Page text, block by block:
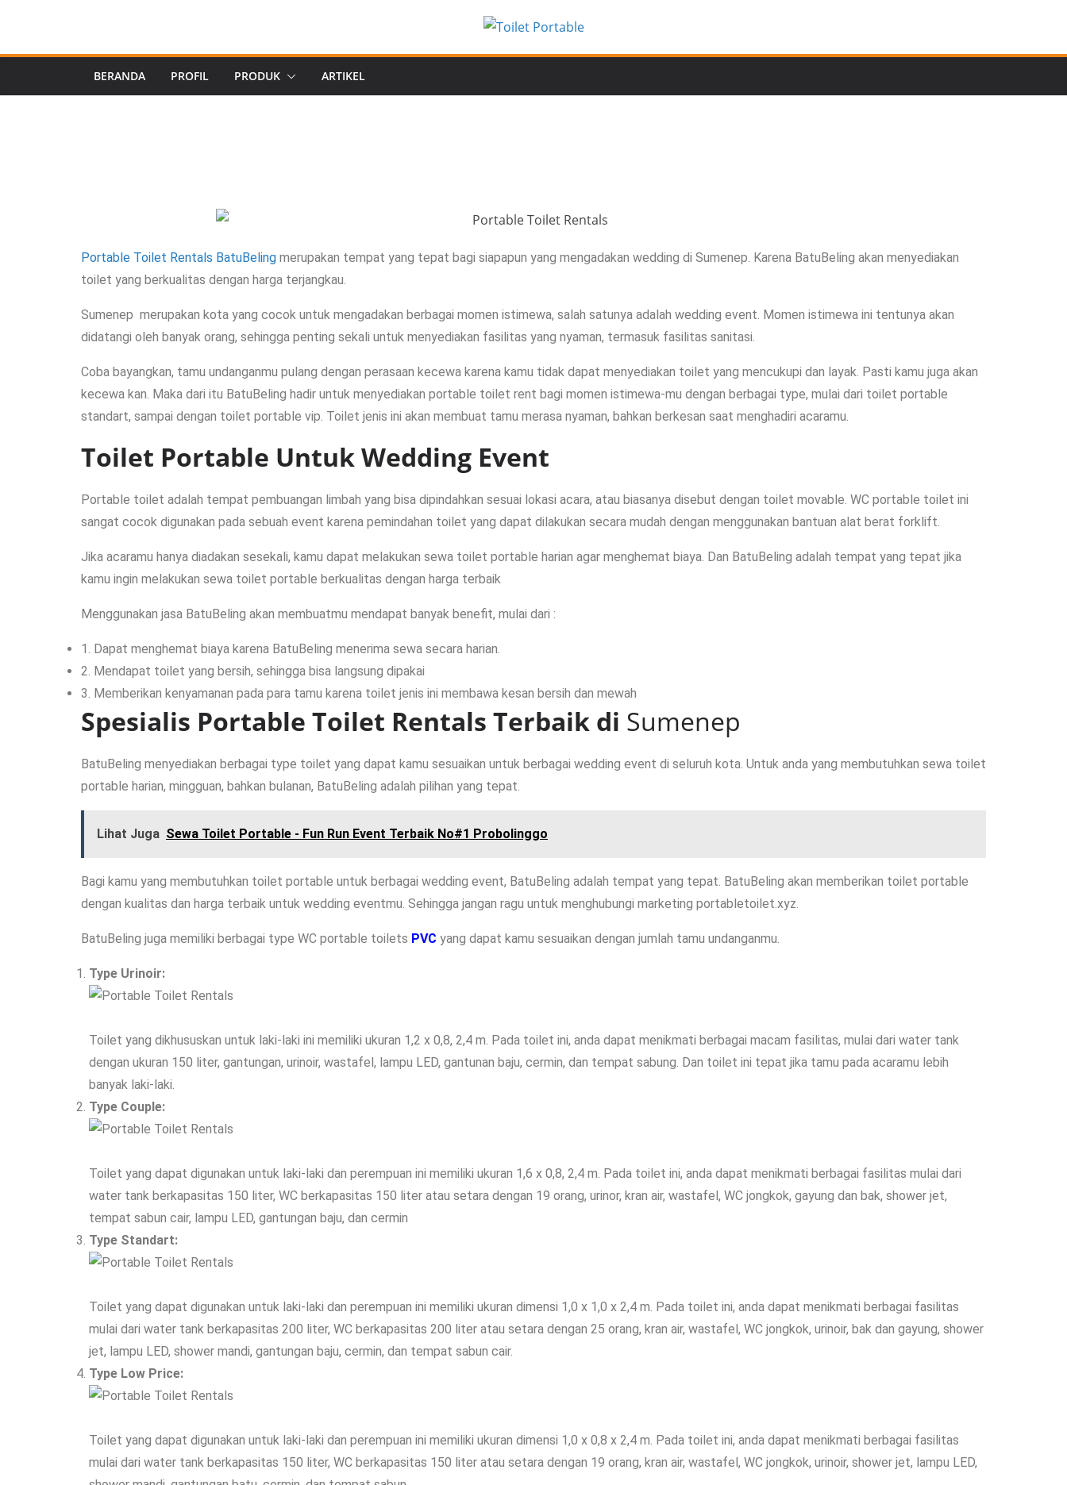
BERANDA PROFIL PRODUK ARTIKEL
Portable Toilet Rentals BatuBeling merupakan tempat yang tepat bagi siapapun yang mengadakan wedding di Sumenep. Karena BatuBeling akan menyediakan
toilet yang berkualitas dengan harga terjangkau.
Sumenep merupakan kota yang cocok untuk mengadakan berbagai momen istimewa, salah satunya adalah wedding event. Momen istimewa ini tentunya akan
didatangi oleh banyak orang, sehingga penting sekali untuk menyediakan fasilitas yang nyaman, termasuk fasilitas sanitasi.
Coba bayangkan, tamu undanganmu pulang dengan perasaan kecewa karena kamu tidak dapat menyediakan toilet yang mencukupi dan layak. Pasti kamu juga akan
kecewa kan. Maka dari itu BatuBeling hadir untuk menyediakan portable toilet rent bagi momen istimewa-mu dengan berbagai type, mulai dari toilet portable
standart, sampai dengan toilet portable vip. Toilet jenis ini akan membuat tamu merasa nyaman, bahkan berkesan saat menghadiri acaramu.
Toilet Portable Untuk Wedding Event
Portable toilet adalah tempat pembuangan limbah yang bisa dipindahkan sesuai lokasi acara, atau biasanya disebut dengan toilet movable. WC portable toilet ini
sangat cocok digunakan pada sebuah event karena pemindahan toilet yang dapat dilakukan secara mudah dengan menggunakan bantuan alat berat forklift.
Jika acaramu hanya diadakan sesekali, kamu dapat melakukan sewa toilet portable harian agar menghemat biaya. Dan BatuBeling adalah tempat yang tepat jika
kamu ingin melakukan sewa toilet portable berkualitas dengan harga terbaik
Menggunakan jasa BatuBeling akan membuatmu mendapat banyak benefit, mulai dari :
1. Dapat menghemat biaya karena BatuBeling menerima sewa secara harian.
2. Mendapat toilet yang bersih, sehingga bisa langsung dipakai
3. Memberikan kenyamanan pada para tamu karena toilet jenis ini membawa kesan bersih dan mewah
Spesialis Portable Toilet Rentals Terbaik di Sumenep
BatuBeling menyediakan berbagai type toilet yang dapat kamu sesuaikan untuk berbagai wedding event di seluruh kota. Untuk anda yang membutuhkan sewa toilet
portable harian, mingguan, bahkan bulanan, BatuBeling adalah pilihan yang tepat.
Lihat Juga Sewa Toilet Portable - Fun Run Event Terbaik No#1 Probolinggo
Bagi kamu yang membutuhkan toilet portable untuk berbagai wedding event, BatuBeling adalah tempat yang tepat. BatuBeling akan memberikan toilet portable
dengan kualitas dan harga terbaik untuk wedding eventmu. Sehingga jangan ragu untuk menghubungi marketing portabletoilet.xyz.
BatuBeling juga memiliki berbagai type WC portable toilets PVC yang dapat kamu sesuaikan dengan jumlah tamu undanganmu.
Type Urinoir:
Toilet yang dikhususkan untuk laki-laki ini memiliki ukuran 1,2 x 0,8, 2,4 m. Pada toilet ini, anda dapat menikmati berbagai macam fasilitas, mulai dari water tank
dengan ukuran 150 liter, gantungan, urinoir, wastafel, lampu LED, gantunan baju, cermin, dan tempat sabung. Dan toilet ini tepat jika tamu pada acaramu lebih
banyak laki-laki.
Type Couple:
Toilet yang dapat digunakan untuk laki-laki dan perempuan ini memiliki ukuran 1,6 x 0,8, 2,4 m. Pada toilet ini, anda dapat menikmati berbagai fasilitas mulai dari
water tank berkapasitas 150 liter, WC berkapasitas 150 liter atau setara dengan 19 orang, urinor, kran air, wastafel, WC jongkok, gayung dan bak, shower jet,
tempat sabun cair, lampu LED, gantungan baju, dan cermin
Type Standart:
Toilet yang dapat digunakan untuk laki-laki dan perempuan ini memiliki ukuran dimensi 1,0 x 1,0 x 2,4 m. Pada toilet ini, anda dapat menikmati berbagai fasilitas
mulai dari water tank berkapasitas 200 liter, WC berkapasitas 200 liter atau setara dengan 25 orang, kran air, wastafel, WC jongkok, urinoir, bak dan gayung, shower
jet, lampu LED, shower mandi, gantungan baju, cermin, dan tempat sabun cair.
Type Low Price:
Toilet yang dapat digunakan untuk laki-laki dan perempuan ini memiliki ukuran dimensi 1,0 x 0,8 x 2,4 m. Pada toilet ini, anda dapat menikmati berbagai fasilitas
mulai dari water tank berkapasitas 150 liter, WC berkapasitas 150 liter atau setara dengan 19 orang, kran air, wastafel, WC jongkok, urinoir, shower jet, lampu LED,